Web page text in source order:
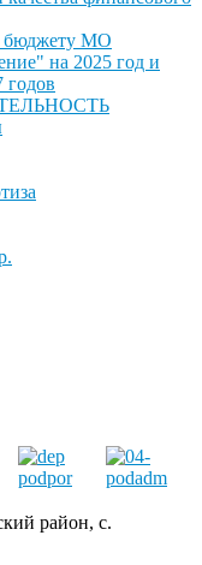
бюджету МО
на 2025 год и
годов
район, с.